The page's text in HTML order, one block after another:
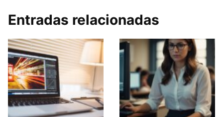
Entradas relacionadas